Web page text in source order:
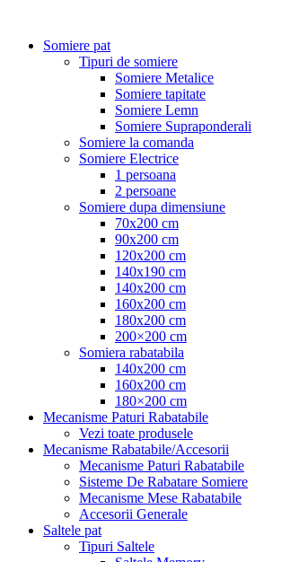
Somiere pat
Tipuri de somiere
Somiere Metalice
Somiere tapitate
Somiere Lemn
Somiere Supraponderali
Somiere la comanda
Somiere Electrice
1 persoana
2 persoane
Somiere dupa dimensiune
70x200 cm
90x200 cm
120x200 cm
140x190 cm
140x200 cm
160x200 cm
180x200 cm
200×200 cm
Somiera rabatabila
140x200 cm
160x200 cm
180×200 cm
Mecanisme Paturi Rabatabile
Vezi toate produsele
Mecanisme Rabatabile/Accesorii
Mecanisme Paturi Rabatabile
Sisteme De Rabatare Somiere
Mecanisme Mese Rabatabile
Accesorii Generale
Saltele pat
Tipuri Saltele